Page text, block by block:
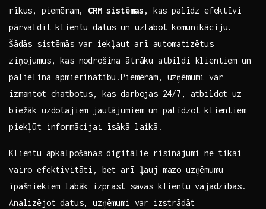
rīkus,⁢ piemēram, CRM⁤ sistēmas , kas palīdz efektīvi
pārvaldīt ​klientu datus un uzlabot komunikāciju.
⁢Šādās⁤ sistēmās var ⁣iekļaut arī automatizētus⁣
ziņojumus, kas nodrošina ātrāku atbildi klientiem un⁣
palielina apmierinātību.Piemēram, ​uzņēmumi⁣ var
izmantot chatbotus, kas darbojas⁣ 24/7, atbildot ‍uz
biežāk ​uzdotajiem jautājumiem un palīdzot ⁤klientiem⁢
piekļūt​ informācijai īsākā laikā.
Klientu ⁢apkalpošanas digitālie risinājumi⁣ ne tikai
‌vairo efektivitāti, bet arī ļauj‍ mazo uzņēmumu
īpašniekiem labāk⁢ izprast savas klientu⁣ vajadzības.
Analizējot datus, uzņēmumi ⁢var⁢ izstrādāt ​